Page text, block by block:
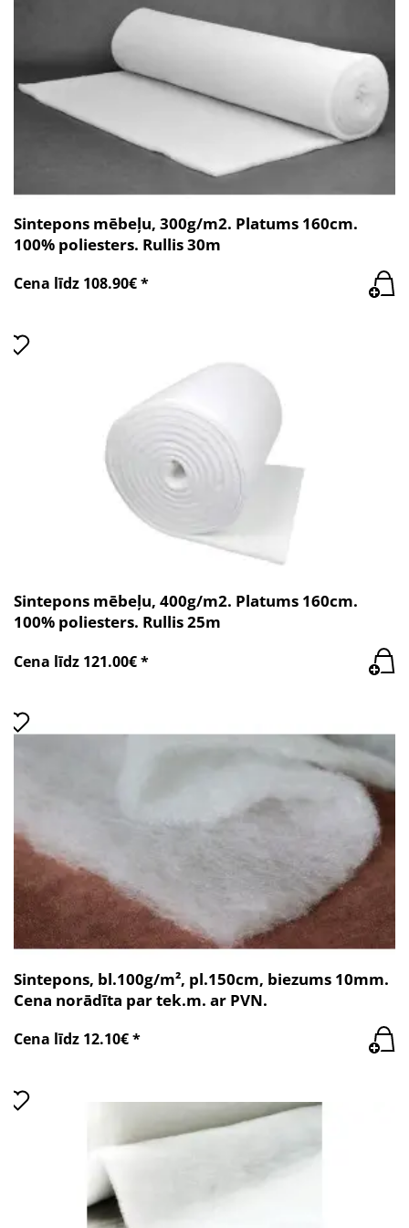
Atbildīga datu izmantošana
apstrādājam jūsu
personiskos datus, piemēram, jūsu IP adresi, izmantojot
tehnoloģijas, piemēram, sīkdatnes, lai glabātu informāciju
un piekļūtu tai jūsu ierīcē, lai rādītu personalizētas
Sintepons mēbeļu, 300g/m2. Platums 160cm.
100% poliesters. Rullis 30m
Cena līdz 108.90€ *
Sintepons mēbeļu, 400g/m2. Platums 160cm.
100% poliesters. Rullis 25m
Cena līdz 121.00€ *
Sintepons, bl.100g/m², pl.150cm, biezums 10mm.
Cena norādīta par tek.m. ar PVN.
Cena līdz 12.10€ *